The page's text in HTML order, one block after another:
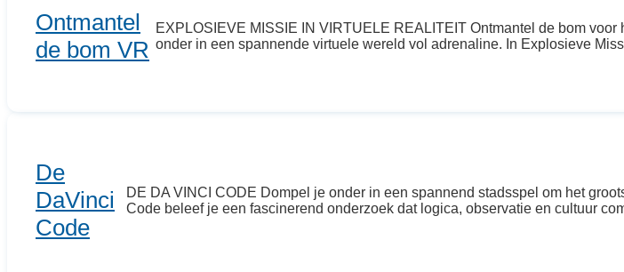
Ontmantel
de bom VR
EXPLOSIEVE MISSIE IN VIRTUELE REALITEIT Ontmantel de bom
onder in een spannende virtuele wereld vol adrenaline. In Explosieve
De
DaVinci
Code
DE DA VINCI CODE Dompel je onder in een spannend stadsspel om het
Code beleef je een fascinerend onderzoek dat logica, observatie en cultuur